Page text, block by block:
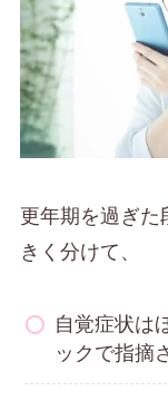
更年期を過ぎた
きく分けて、
自覚症状は
ックで指摘